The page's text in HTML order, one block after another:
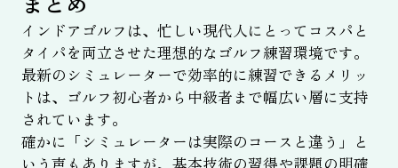
インドアゴルフは、忙しい現代人にとってコスパと
タイパを両立させた理想的なゴルフ練習環境です。
最新のシミュレーターで効率的に練習できるメリッ
トは、ゴルフ初心者から中級者まで幅広い層に支持
されています。
確かに「シミュレーターは実際のコースと違う」と
いう声もありますが、基本技術の習得や課題の明確